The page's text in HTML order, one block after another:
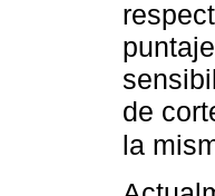
de
la